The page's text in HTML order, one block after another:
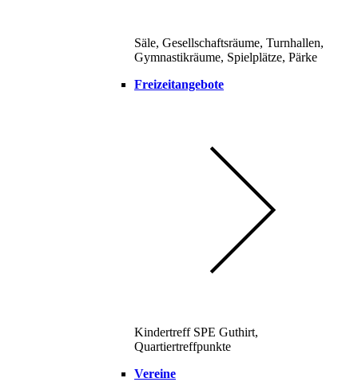
Säle, Gesellschaftsräume, Turnhallen,
Gymnastikräume, Spielplätze, Pärke
Freizeitangebote
Kindertreff SPE Guthirt,
Quartiertreffpunkte
Vereine